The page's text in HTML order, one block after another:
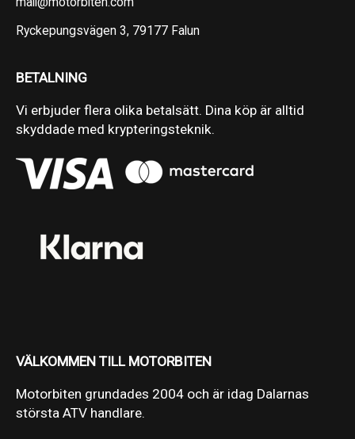
Ryckepungsvägen 3, 79177 Falun
BETALNING
Vi erbjuder flera olika betalsätt. Dina köp är alltid
skyddade med krypteringsteknik.
VÄLKOMMEN TILL MOTORBITEN
Motorbiten grundades 2004 och är idag Dalarnas
största ATV handlare.